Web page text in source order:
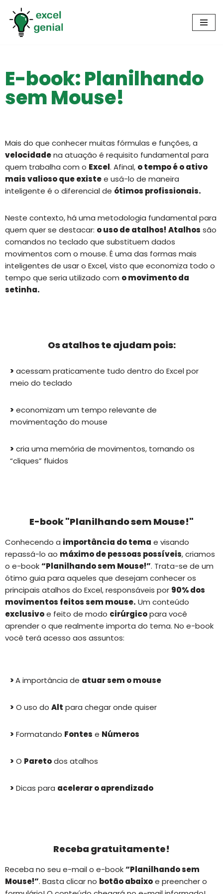
Pular
para
E-book: Planilhando
sem Mouse!
Mais do que conhecer muitas fórmulas e funções, a
velocidadena atuação é requisito fundamental para
quem trabalha com o Excel. Afinal, o tempo é o ativo
mais valioso que existee usá-lo de maneira
inteligente é o diferencial de ótimos profissionais.
Neste contexto, há uma metodologia fundamental para
quem quer se destacar: o uso de atalhos! Atalhos são
comandos no teclado que substituem dados
movimentos com o mouse. É uma das formas mais
inteligentes de usar o Excel, visto que economiza todo o
tempo que seria utilizado com o movimento da
setinha.
Os atalhos te ajudam pois:
> acessam praticamente tudo dentro do Excel por
meio do teclado
> economizam um tempo relevante de
movimentação do mouse
> cria uma memória de movimentos, tornando os
“cliques” fluidos
E-book "Planilhando sem Mouse!"
Conhecendo a importância do tema e visando
repassá-lo ao máximo de pessoas possíveis, criamos
o e-book“Planilhando sem Mouse!”. Trata-se de um
ótimo guia para aqueles que desejam conhecer os
principais atalhos do Excel, responsáveis por 90% dos
movimentos feitos sem mouse. Um conteúdo
exclusivoe feito de modo cirúrgicopara você
aprender o que realmente importa do tema. No e-book
você terá acesso aos assuntos:
>A importância de atuar sem o mouse
> O uso do Alt para chegar onde quiser
> Formatando Fontes e Números
> O Paretodos atalhos
> Dicas para acelerar o aprendizado
Receba gratuitamente!
Receba no seu e-mail o e-book“Planilhando sem
Mouse!”. Basta clicar no botão abaixoe preencher o